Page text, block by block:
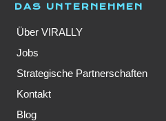
DAS UNTERNEHMEN
Über VIRALLY
Jobs
Strategische Partnerschaften
Kontakt
Blog